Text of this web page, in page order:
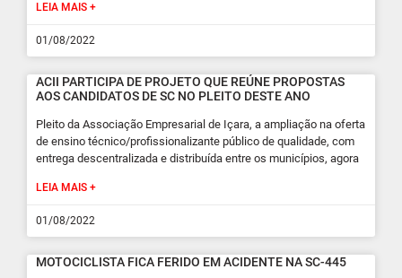
LEIA MAIS +
01/08/2022
ACII PARTICIPA DE PROJETO QUE REÚNE PROPOSTAS
AOS CANDIDATOS DE SC NO PLEITO DESTE ANO
Pleito da Associação Empresarial de Içara, a ampliação na oferta
de ensino técnico/profissionalizante público de qualidade, com
entrega descentralizada e distribuída entre os municípios, agora
LEIA MAIS +
01/08/2022
MOTOCICLISTA FICA FERIDO EM ACIDENTE NA SC-445